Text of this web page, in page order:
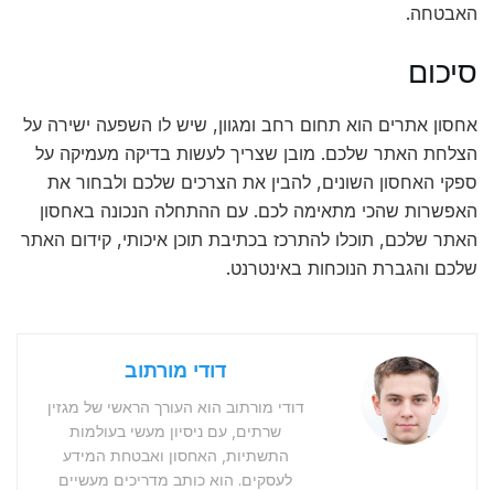
האבטחה.
סיכום
אחסון אתרים הוא תחום רחב ומגוון, שיש לו השפעה ישירה על
הצלחת האתר שלכם. מובן שצריך לעשות בדיקה מעמיקה על
ספקי האחסון השונים, להבין את הצרכים שלכם ולבחור את
האפשרות שהכי מתאימה לכם. עם ההתחלה הנכונה באחסון
האתר שלכם, תוכלו להתרכז בכתיבת תוכן איכותי, קידום האתר
שלכם והגברת הנוכחות באינטרנט.
דודי מורתוב
דודי מורתוב הוא העורך הראשי של מגזין
שרתים, עם ניסיון מעשי בעולמות
התשתיות, האחסון ואבטחת המידע
לעסקים. הוא כותב מדריכים מעשיים